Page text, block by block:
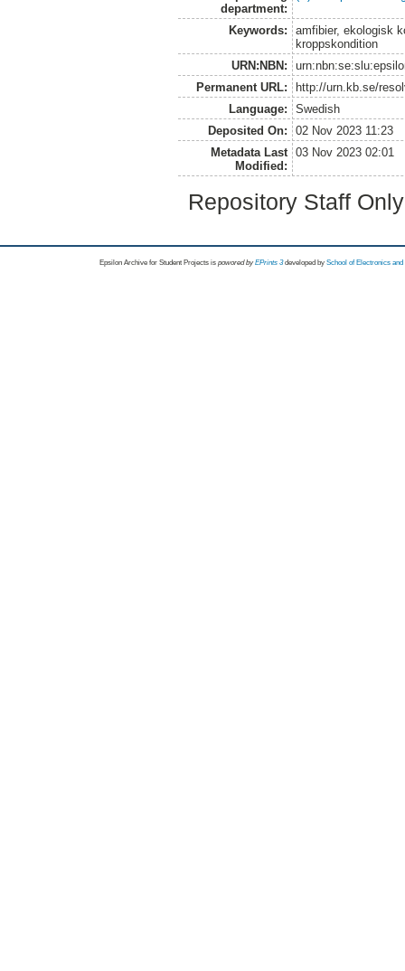
department:
Keywords:
amfibier, ekologisk
kroppskondition
URN:NBN:
Permanent URL:
http://urn.kb.se/
Language:
Swedish
Deposited On:
02 Nov 2023 11:23
Metadata Last
Modified:
03 Nov 2023 02:01
Repository Staff
Epsilon Archive for Student Projects is powored byEPrints 3 developed by School of Electronics